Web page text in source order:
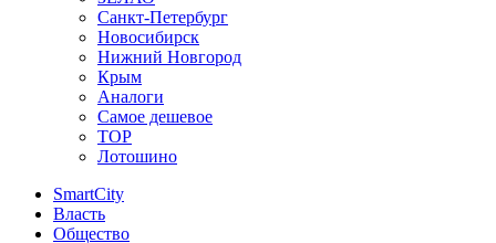
Санкт-Петербург
Новосибирск
Нижний Новгород
Крым
Аналоги
Самое дешевое
TOP
Лотошино
SmartCity
Власть
Общество